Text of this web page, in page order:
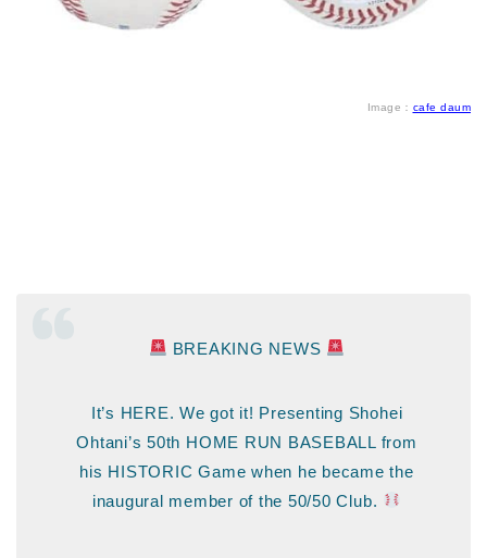
Image： cafe daum
BREAKING NEWS
It’s HERE. We got it! Presenting Shohei
Ohtani’s 50th HOME RUN BASEBALL from
his HISTORIC Game when he became the
inaugural member of the 50/50 Club.